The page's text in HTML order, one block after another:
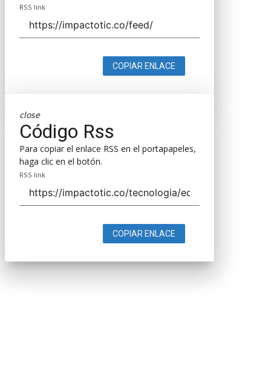
RSS link
COPIAR ENLACE
close
Código Rss
Para copiar el enlace RSS en el portapapeles,
haga clic en el botón.
RSS link
COPIAR ENLACE